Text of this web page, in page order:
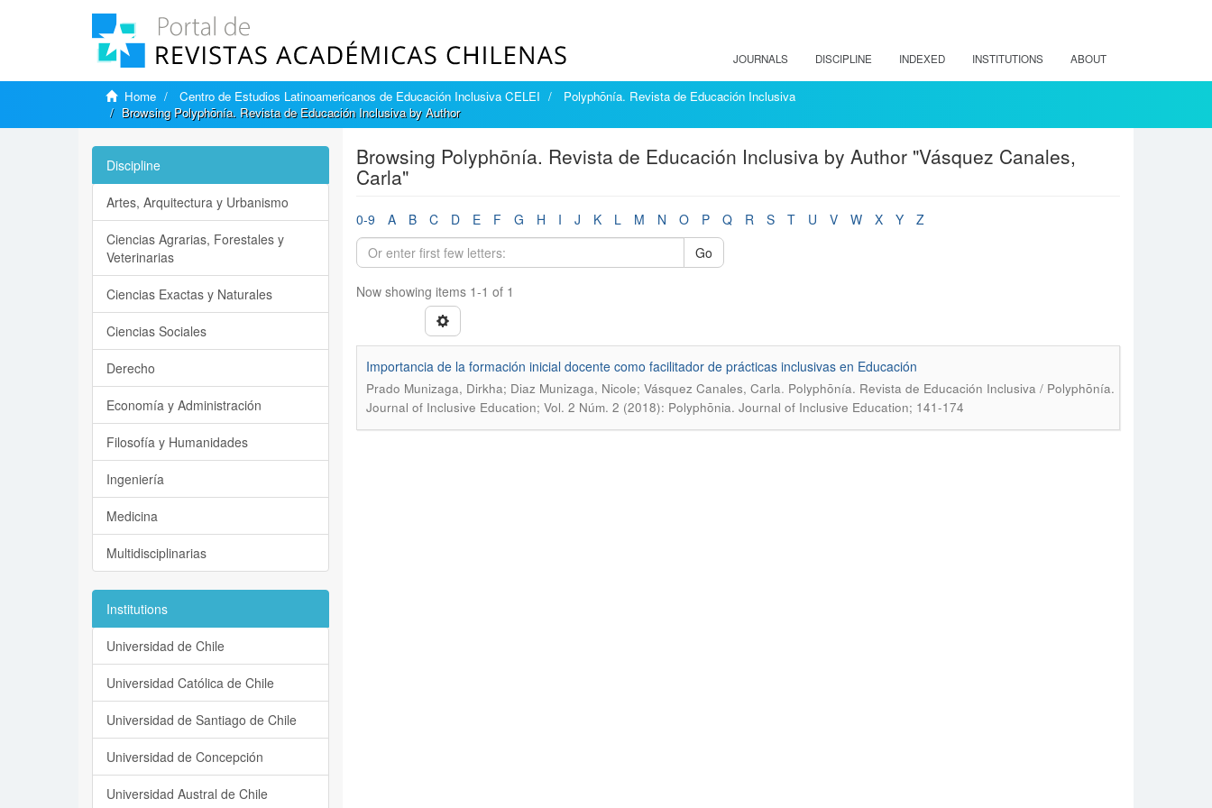
JOURNALS DISCIPLINE INDEXED INSTITUTIONS ABOUT
Home Centro de Estudios Latinoamericanos de Educación Inclusiva CELEI
Polyphōnía. Revista de Educación Inclusiva
Browsing Polyphōnía. Revista de Educación Inclusiva by Author
Browsing Polyphōnía. Revista de Educación Inclusiva by Author "Vásquez Canales,
Carla"
0-9 A B C D E F G H I J K L M N O P Q R S T U V W X Y
Z
Go
Now showing items 1-1 of 1
Importancia de la formación inicial docente como facilitador de prácticas inclusivas en Educación
Prado Munizaga, Dirkha; Diaz Munizaga, Nicole; Vásquez Canales, Carla. Polyphōnía. Revista de Educación Inclusiva / Polyphōnía.
Journal of Inclusive Education; Vol. 2 Núm. 2 (2018): Polyphōnia. Journal of Inclusive Education; 141-174
Discipline
Artes, Arquitectura y Urbanismo
Ciencias Agrarias, Forestales y
Veterinarias
Ciencias Exactas y Naturales
Ciencias Sociales
Derecho
Economía y Administración
Filosofía y Humanidades
Ingeniería
Medicina
Multidisciplinarias
Institutions
Universidad de Chile
Universidad Católica de Chile
Universidad de Santiago de Chile
Universidad de Concepción
Universidad Austral de Chile